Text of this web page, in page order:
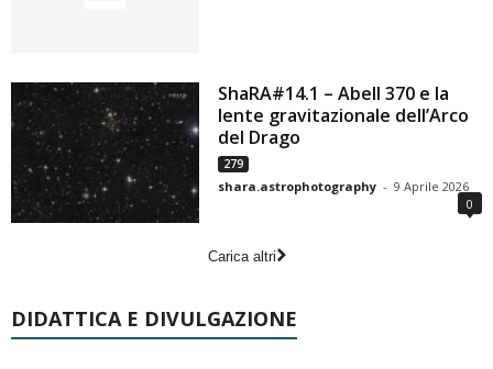
ShaRA#14.1 – Abell 370 e la
lente gravitazionale dell’Arco
del Drago
279
shara.astrophotography - 9 Aprile 2026
0
Carica altri
DIDATTICA E DIVULGAZIONE